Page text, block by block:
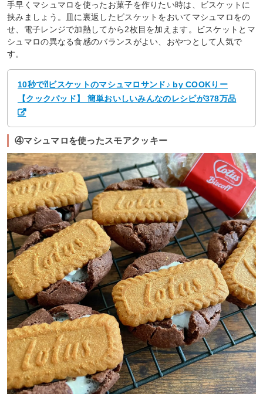
手早くマシュマロを使ったお菓子を作りたい時は、ビスケットに
挟みましょう。皿に裏返したビスケットをおいてマシュマロをの
せ、電子レンジで加熱してから2枚目を加えます。ビスケットとマ
シュマロの異なる食感のバランスがよい、おやつとして人気で
す。
10秒で⁈ビスケットのマシュマロサンド♪ by COOKりー
【クックパッド】 簡単おいしいみんなのレシピが378万品
④マシュマロを使ったスモアクッキー